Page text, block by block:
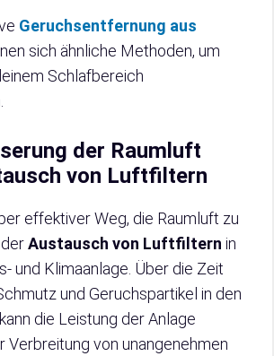
Geruchsentfernung aus
sich ähnliche Methoden, um
Schlafbereich
der Raumluft
von Luftfiltern
effektiver Weg, die Raumluft zu
Austausch von Luftfiltern in
und Klimaanlage. Über die Zeit
und Geruchspartikel in den
die Leistung der Anlage
Verbreitung von unangenehmen